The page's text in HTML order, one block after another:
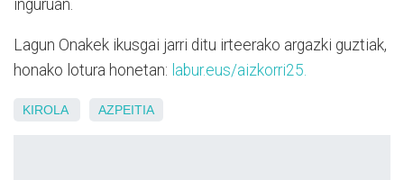
inguruan.
Lagun Onakek ikusgai jarri ditu irteerako argazki guztiak,
honako lotura honetan: labur.eus/aizkorri25.
KIROLA AZPEITIA